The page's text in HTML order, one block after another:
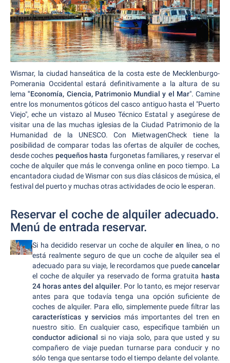
Wismar, la ciudad hanseática de la costa este de Mecklenburgo-
Pomerania Occidental estará definitivamente a la altura de su
lema "Economía, Ciencia, Patrimonio Mundial y el Mar". Camine
entre los monumentos góticos del casco antiguo hasta el "Puerto
Viejo", eche un vistazo al Museo Técnico Estatal y asegúrese de
visitar una de las muchas iglesias de la Ciudad Patrimonio de la
Humanidad de la UNESCO. Con MietwagenCheck tiene la
posibilidad de comparar todas las ofertas de alquiler de coches,
desde coches pequeños hasta furgonetas familiares, y reservar el
coche de alquiler que más le convenga online en poco tiempo. La
encantadora ciudad de Wismar con sus días clásicos de música, el
festival del puerto y muchas otras actividades de ocio le esperan.
Reservar el coche de alquiler adecuado.
Menú de entrada reservar.
Si ha decidido reservar un coche de alquileren línea, o no
está realmente seguro de que un coche de alquiler sea el
adecuado para su viaje, le recordamos que puedecancelar
el coche de alquiler ya reservado de forma gratuita hasta
24 horas antes del alquiler. Por lo tanto, es mejor reservar
antes para que todavía tenga una opción suficiente de
coches de alquiler. Para ello, simplemente puede filtrar las
características y servicios más importantes del tren en
nuestro sitio. En cualquier caso, especifique también un
conductor adicional si no viaja solo, para que usted y su
compañero de viaje puedan turnarse para conducir y no
sólo tenga que sentarse todo el tiempo delante del volante.